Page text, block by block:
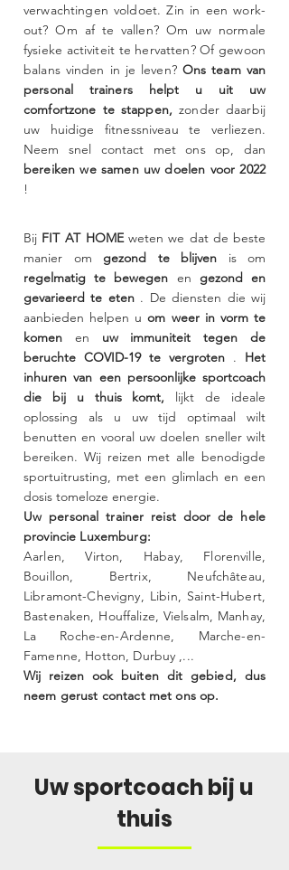
verwachtingen voldoet. Zin in een work-
out? Om af te vallen? Om uw normale
fysieke activiteit te hervatten? Of gewoon
balans vinden in je leven? Ons team van
personal trainers helpt u uit uw
comfortzone te stappen, zonder daarbij
uw huidige fitnessniveau te verliezen.
Neem snel contact met ons op, dan
bereiken we samen uw doelen voor 2022
!
Bij FIT AT HOMEweten we dat de beste
manier om gezond te blijven is om
regelmatig te bewegen en gezond en
gevarieerd te eten. De diensten die wij
aanbieden helpen uom weer in vorm te
komen en uw immuniteit tegen de
beruchte COVID-19 te vergroten . Het
inhuren van een persoonlijke sportcoach
die bij u thuis komt, lijkt de ideale
oplossing als u uw tijd optimaal wilt
benutten en vooral uw doelen sneller wilt
bereiken. Wij reizen met alle benodigde
sportuitrusting, met een glimlach en een
dosis tomeloze energie.
Uw personal trainer reist door de hele
provincie Luxemburg:
Aarlen, Virton, Habay, Florenville,
Bouillon, Bertrix, Neufchâteau,
Libramont-Chevigny, Libin, Saint-Hubert,
Bastenaken, Houffalize, Vielsalm, Manhay,
La Roche-en-Ardenne, Marche-en-
Famenne, Hotton, Durbuy ,...
Wij reizen ook buiten dit gebied, dus
neem gerust contact met ons op.
Uw sportcoach bij u
thuis